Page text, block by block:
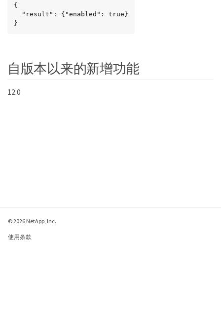
{
}
自版本以来的新增功能
12.0
© 2026 NetApp, Inc.
使用条款